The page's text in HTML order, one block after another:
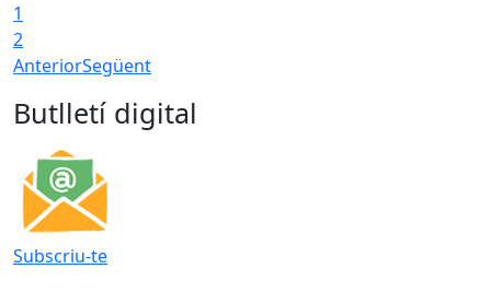
1
2
AnteriorSegüent
Butlletí digital
Subscriu-te